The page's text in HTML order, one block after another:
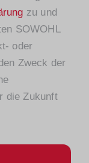
zu und
SOWOHL
oder
Zweck der
die Zukunft